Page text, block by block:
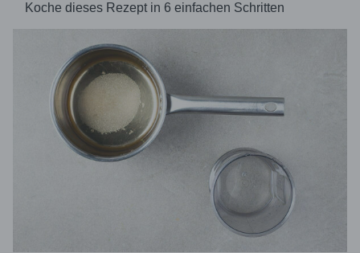
Koche dieses Rezept in 6 einfachen Schritten